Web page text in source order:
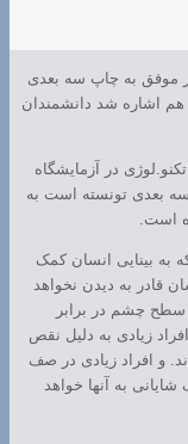
موفق به چاپ سه ‌بعدی
هم اشاره شد دانشمندان
در آزمایشگاه
سه بعدی تونسته است به
است.
به بینایی انسان کمک
قادر به دیدن نخواهد
سطح چشم در برابر
زیادی به دلیل نقص
و افراد زیادی در صف
به آنها خواهد